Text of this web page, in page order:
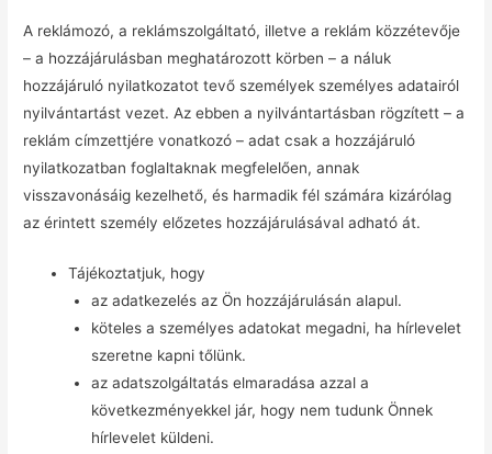
A reklámozó, a reklámszolgáltató, illetve a reklám közzétevője
– a hozzájárulásban meghatározott körben – a náluk
hozzájáruló nyilatkozatot tevő személyek személyes adatairól
nyilvántartást vezet. Az ebben a nyilvántartásban rögzített – a
reklám címzettjére vonatkozó – adat csak a hozzájáruló
nyilatkozatban foglaltaknak megfelelően, annak
visszavonásáig kezelhető, és harmadik fél számára kizárólag
az érintett személy előzetes hozzájárulásával adható át.
Tájékoztatjuk, hogy
az adatkezelés az Ön hozzájárulásán alapul.
köteles a személyes adatokat megadni, ha hírlevelet
szeretne kapni tőlünk.
az adatszolgáltatás elmaradása azzal a
következményekkel jár, hogy nem tudunk Önnek
hírlevelet küldeni.